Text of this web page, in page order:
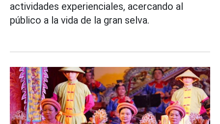
actividades experienciales, acercando al
público a la vida de la gran selva.